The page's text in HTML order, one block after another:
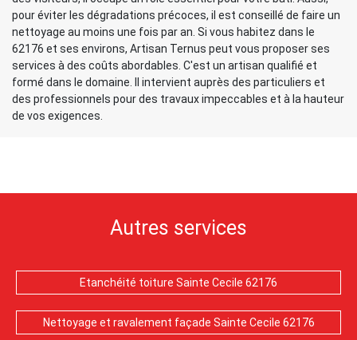
pour éviter les dégradations précoces, il est conseillé de faire un
nettoyage au moins une fois par an. Si vous habitez dans le
62176 et ses environs, Artisan Ternus peut vous proposer ses
services à des coûts abordables. C'est un artisan qualifié et
formé dans le domaine. Il intervient auprès des particuliers et
des professionnels pour des travaux impeccables et à la hauteur
de vos exigences.
Autres services
Etanchéité toiture Sainte Cecile 62176
Nettoyage et ravalement façade Sainte Cecile 62176